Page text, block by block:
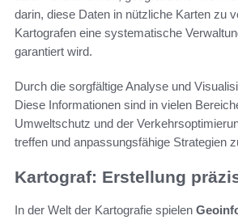
darin, diese Daten in nützliche Karten zu
Kartografen eine systematische
garantiert wird.
Durch die sorgfältige Analyse und
Diese Informationen sind in vielen
Umweltschutz und der
treffen und anpassungsfähige Strategien
Kartograf: Erstellung
In der Welt der Kartografie spielen